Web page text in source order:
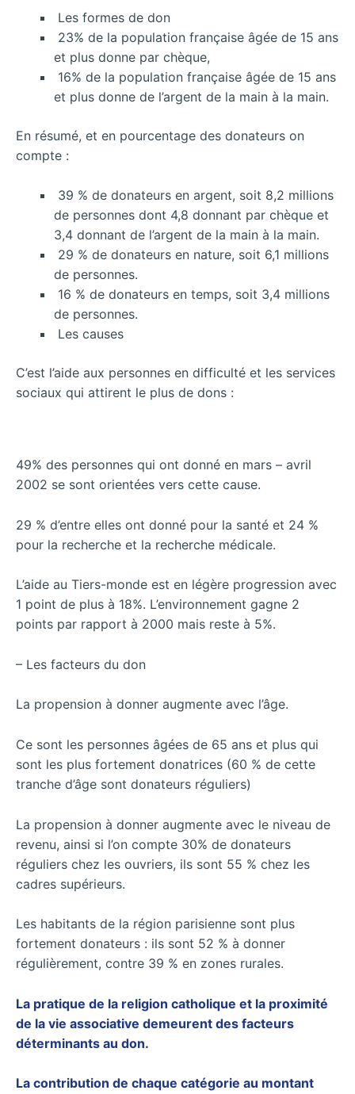
Les formes de don
23% de la population française âgée de 15 ans
et plus donne par chèque,
16% de la population française âgée de 15 ans
et plus donne de l’argent de la main à la main.
En résumé, et en pourcentage des donateurs on
compte :
39 % de donateurs en argent, soit 8,2 millions
de personnes dont 4,8 donnant par chèque et
3,4 donnant de l’argent de la main à la main.
29 % de donateurs en nature, soit 6,1 millions
de personnes.
16 % de donateurs en temps, soit 3,4 millions
de personnes.
Les causes
C’est l’aide aux personnes en difficulté et les services
sociaux qui attirent le plus de dons :
49% des personnes qui ont donné en mars – avril
2002 se sont orientées vers cette cause.
29 % d’entre elles ont donné pour la santé et 24 %
pour la recherche et la recherche médicale.
L’aide au Tiers-monde est en légère progression avec
1 point de plus à 18%. L’environnement gagne 2
points par rapport à 2000 mais reste à 5%.
– Les facteurs du don
La propension à donner augmente avec l’âge.
Ce sont les personnes âgées de 65 ans et plus qui
sont les plus fortement donatrices (60 % de cette
tranche d’âge sont donateurs réguliers)
La propension à donner augmente avec le niveau de
revenu, ainsi si l’on compte 30% de donateurs
réguliers chez les ouvriers, ils sont 55 % chez les
cadres supérieurs.
Les habitants de la région parisienne sont plus
fortement donateurs : ils sont 52 % à donner
régulièrement, contre 39 % en zones rurales.
La pratique de la religion catholique et la proximité
de la vie associative demeurent des facteurs
déterminants au don.
La contribution de chaque catégorie au montant